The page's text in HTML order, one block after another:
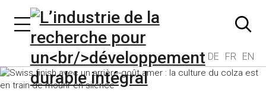
DE FR EN